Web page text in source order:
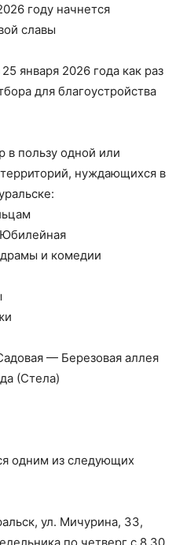
году начнется
славы
января 2026 года как раз
для благоустройства
в пользу одной или
нуждающихся в
Юбилейная
и комедии
— Березовая аллея
(Стела)
одним из следующих
ул. Мичурина, 33,